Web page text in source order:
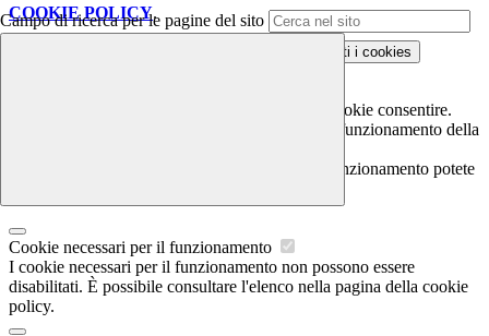
Campo di ricerca per le pagine del sito
COOKIE POLICY.
Accetta tutti i cookies
In questa schermata è possibile scegliere quali cookie consentire.
I cookie necessari sono quelli che consentono il funzionamento della
Per conoscere quali sono i cookie necessari al funzionamento potete
Cookie necessari per il funzionamento
I cookie necessari per il funzionamento non possono essere
disabilitati. È possibile consultare l'elenco nella pagina della cookie
policy.